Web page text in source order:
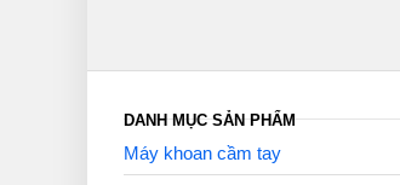
DANH MỤC SẢN PHẨM
Máy khoan cầm tay